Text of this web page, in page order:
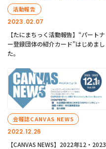
2023.02.07
活動報告
【たにまちっく活動報告】“パートナ
ー登録団体の紹介カード”はじめまし
た。
2022.12.26
会報誌CANVAS NEWS
【CANVAS NEWS】2022年12・2023